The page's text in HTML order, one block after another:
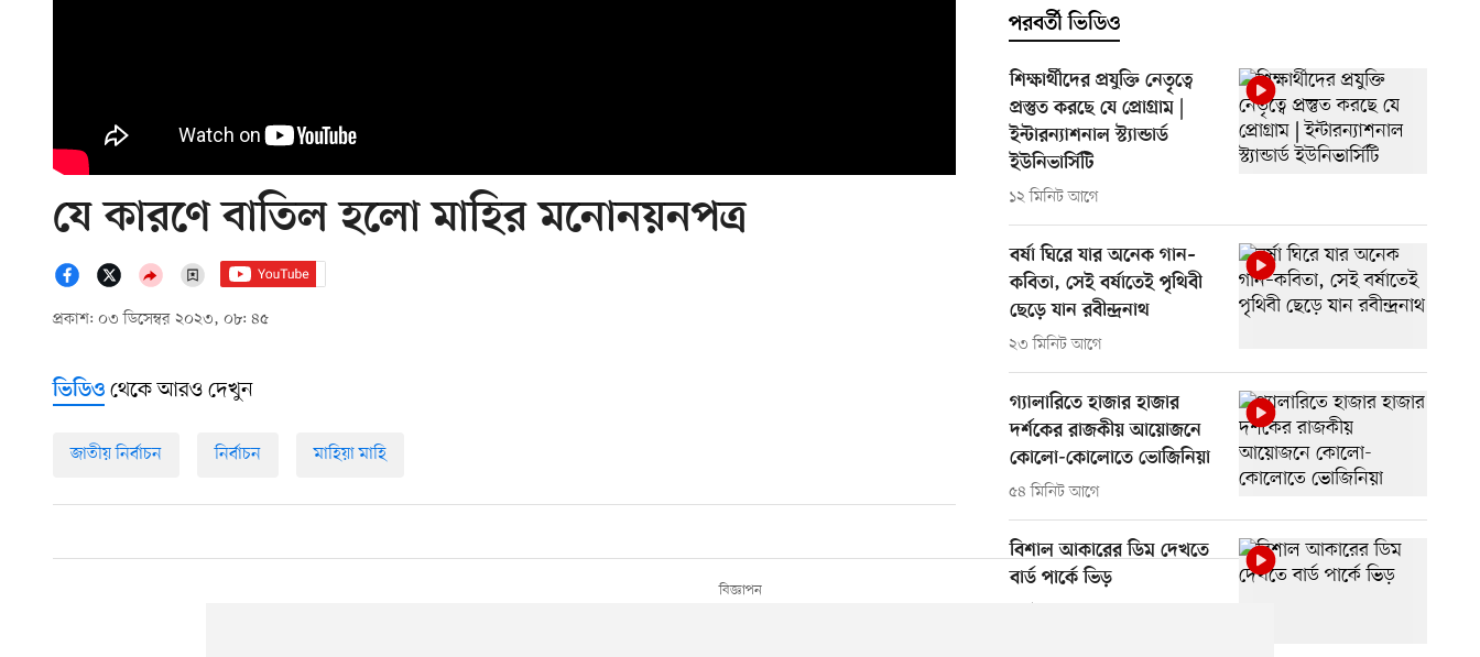
যে কারণে বাতিল হলো মাহির মনোনয়নপত্র
প্রকাশ: ০৩ ডিসেম্বর ২০২৩, ০৮: ৪৫
পরবর্তী ভিডিও
শিক্ষার্থীদের প্রযুক্তি নেতৃত্বে
প্রস্তুত করছে যে প্রোগ্রাম |
ইন্টারন্যাশনাল স্ট্যান্ডার্ড
ইউনিভার্সিটি
১২ মিনিট আগে
বর্ষা ঘিরে যার অনেক গান–
কবিতা, সেই বর্ষাতেই পৃথিবী
ছেড়ে যান রবীন্দ্রনাথ
২৩ মিনিট আগে
গ্যালারিতে হাজার হাজার
দর্শকের রাজকীয় আয়োজনে
কোলো-কোলোতে ভোজিনিয়া
৫৪ মিনিট আগে
বিশাল আকারের ডিম দেখতে
বার্ড পার্কে ভিড়
ভিডিও থেকে আরও দেখুন
জাতীয় নির্বাচন নির্বাচন মাহিয়া মাহি